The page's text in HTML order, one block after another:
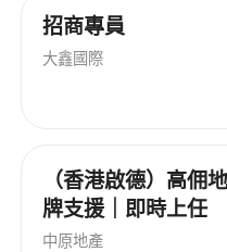
5. 資深經理親自帶教
長與開單速度。
培訓考取即可；已有
✅性格主動樂於溝通，
對銷售挑戰 ✅會流利
手機電腦做文書同溝通
都歡迎過來傾，我哋
賺到實際回
招商專員
大鑫國際
（香港啟德）高佣
牌支援｜即時上任
中原地產